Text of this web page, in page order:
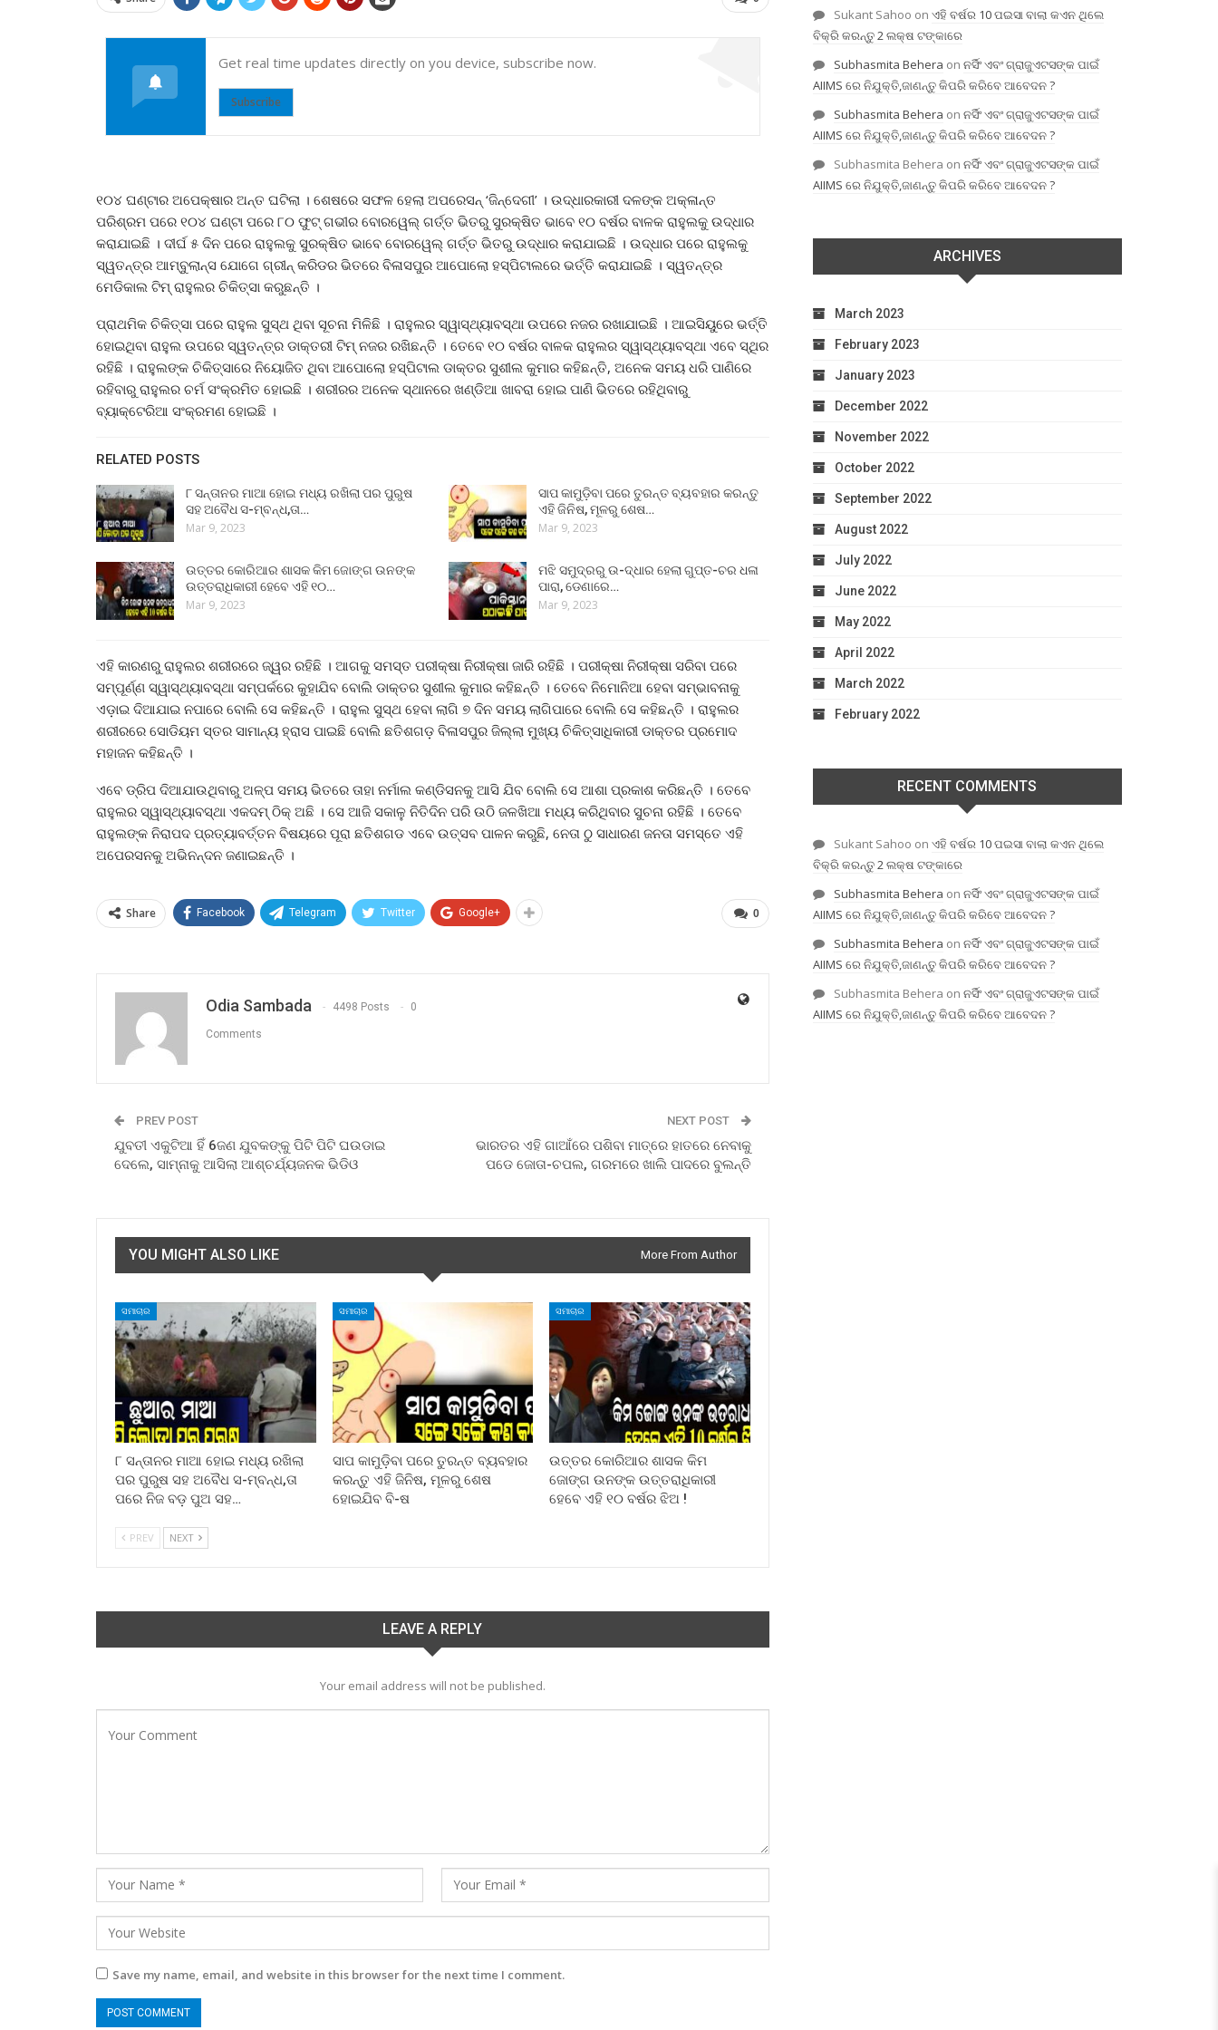
Get real time updates directly on you device, subscribe now.
Subscribe
୧୦୪ ଘଣ୍ଟାର ଅପେକ୍ଷାର ଅନ୍ତ ଘଟିଲା । ଶେଷରେ ସଫଳ ହେଲା ଅପରେସନ୍ ‘ଜିନ୍ଦେଗୀ’ । ଉଦ୍ଧାରକାରୀ ଦଳଙ୍କ ଅକ୍ଳାନ୍ତ
ପରିଶ୍ରମ ପରେ ୧୦୪ ଘଣ୍ଟା ପରେ ୮୦ ଫୁଟ୍ ଗଭୀର ବୋରୱେଲ୍‌ ଗର୍ତ୍ତ ଭିତରୁ ସୁରକ୍ଷିତ ଭାବେ ୧୦ ବର୍ଷର ବାଳକ ରାହୁଲକୁ ଉଦ୍ଧାର
କରାଯାଇଛି । ଦୀର୍ଘ ୫ ଦିନ ପରେ ରାହୁଲକୁ ସୁରକ୍ଷିତ ଭାବେ ବୋରୱେଲ୍‌ ଗର୍ତ୍ତ ଭିତରୁ ଉଦ୍ଧାର କରାଯାଇଛି । ଉଦ୍ଧାର ପରେ ରାହୁଲକୁ
ସ୍ୱତନ୍ତ୍ର ଆମ୍ବୁଲାନ୍ସ ଯୋଗେ ଗ୍ରୀନ୍ କରିଡର ଭିତରେ ବିଳାସପୁର ଆପୋଲୋ ହସ୍ପିଟାଲରେ ଭର୍ତ୍ତି କରାଯାଇଛି । ସ୍ୱତନ୍ତ୍ର
ମେଡିକାଲ ଟିମ୍ ରାହୁଲର ଚିକିତ୍ସା କରୁଛନ୍ତି ।
ପ୍ରାଥମିକ ଚିକିତ୍ସା ପରେ ରାହୁଲ ସୁସ୍ଥ ଥିବା ସୂଚନା ମିଳିଛି । ରାହୁଲର ସ୍ୱାସ୍ଥ୍ୟାବସ୍ଥା ଉପରେ ନଜର ରଖାଯାଇଛି । ଆଇସିୟୁରେ ଭର୍ତ୍ତି
ହୋଇଥିବା ରାହୁଲ ଉପରେ ସ୍ୱତନ୍ତ୍ର ଡାକ୍ତରୀ ଟିମ୍ ନଜର ରଖିଛନ୍ତି । ତେବେ ୧୦ ବର୍ଷର ବାଳକ ରାହୁଲର ସ୍ୱାସ୍ଥ୍ୟାବସ୍ଥା ଏବେ ସ୍ଥିର
ରହିଛି । ରାହୁଲଙ୍କ ଚିକିତ୍ସାରେ ନିୟୋଜିତ ଥିବା ଆପୋଲୋ ହସ୍ପିଟାଲ ଡାକ୍ତର ସୁଶୀଲ କୁମାର କହିଛନ୍ତି, ଅନେକ ସମୟ ଧରି ପାଣିରେ
ରହିବାରୁ ରାହୁଲର ଚର୍ମ ସଂକ୍ରମିତ ହୋଇଛି । ଶରୀରର ଅନେକ ସ୍ଥାନରେ ଖଣ୍ଡିଆ ଖାବରା ହୋଇ ପାଣି ଭିତରେ ରହିଥିବାରୁ
ବ୍ୟାକ୍ଟେରିଆ ସଂକ୍ରମଣ ହୋଇଛି ।
RELATED POSTS
୮ ସନ୍ତାନର ମାଆ ହୋଇ ମଧ୍ୟ ରଖିଲା ପର ପୁରୁଷ
ସହ ଅବୈଧ ସ-ମ୍ବନ୍ଧ,ତା…
Mar 9, 2023
ସାପ କାମୁଡ଼ିବା ପରେ ତୁରନ୍ତ ବ୍ୟବହାର କରନ୍ତୁ
ଏହି ଜିନିଷ, ମୂଳରୁ ଶେଷ…
Mar 9, 2023
ଉତ୍ତର କୋରିଆର ଶାସକ କିମ ଜୋଙ୍ଗ ଉନଙ୍କ
ଉତ୍ତରାଧିକାରୀ ହେବେ ଏହି ୧୦…
Mar 9, 2023
ମଝି ସମୁଦ୍ରରୁ ଉ-ଦ୍ଧାର ହେଲା ଗୁପ୍ତ-ଚର ଧଳା
ପାରା, ଡେଣାରେ…
Mar 9, 2023
ଏହି କାରଣରୁ ରାହୁଲର ଶରୀରରେ ଜ୍ୱର ରହିଛି । ଆଗକୁ ସମସ୍ତ ପରୀକ୍ଷା ନିରୀକ୍ଷା ଜାରି ରହିଛି । ପରୀକ୍ଷା ନିରୀକ୍ଷା ସରିବା ପରେ
ସମ୍ପୂର୍ଣ୍ଣ ସ୍ୱାସ୍ଥ୍ୟାବସ୍ଥା ସମ୍ପର୍କରେ କୁହାଯିବ ବୋଲି ଡାକ୍ତର ସୁଶୀଲ କୁମାର କହିଛନ୍ତି । ତେବେ ନିମୋନିଆ ହେବା ସମ୍ଭାବନାକୁ
ଏଡ଼ାଇ ଦିଆଯାଇ ନପାରେ ବୋଲି ସେ କହିଛନ୍ତି । ରାହୁଲ ସୁସ୍ଥ ହେବା ଲାଗି ୭ ଦିନ ସମୟ ଲାଗିପାରେ ବୋଲି ସେ କହିଛନ୍ତି । ରାହୁଲର
ଶରୀରରେ ସୋଡିୟମ ସ୍ତର ସାମାନ୍ୟ ହ୍ରାସ ପାଇଛି ବୋଲି ଛତିଶଗଡ଼ ବିଳାସପୁର ଜିଲ୍ଲା ମୁଖ୍ୟ ଚିକିତ୍ସାଧିକାରୀ ଡାକ୍ତର ପ୍ରମୋଦ
ମହାଜନ କହିଛନ୍ତି ।
ଏବେ ଡ୍ରିପ ଦିଆଯାଉଥିବାରୁ ଅଳ୍ପ ସମୟ ଭିତରେ ତାହା ନର୍ମାଲ କଣ୍ଡିସନକୁ ଆସି ଯିବ ବୋଲି ସେ ଆଶା ପ୍ରକାଶ କରିଛନ୍ତି । ତେବେ
ରାହୁଲର ସ୍ୱାସ୍ଥ୍ୟାବସ୍ଥା ଏକଦମ୍ ଠିକ୍ ଅଛି । ସେ ଆଜି ସକାଳୁ ନିତିଦିନ ପରି ଉଠି ଜଳଖିଆ ମଧ୍ୟ କରିଥିବାର ସୁଚନା ରହିଛି । ତେବେ
ରାହୁଲଙ୍କ ନିରାପଦ ପ୍ରତ୍ୟାବର୍ତ୍ତନ ବିଷୟରେ ପୂରା ଛତିଶଗଡ ଏବେ ଉତ୍ସବ ପାଳନ କରୁଛି, ନେତା ଠୁ ସାଧାରଣ ଜନତା ସମସ୍ତେ ଏହି
ଅପେରସନକୁ ଅଭିନନ୍ଦନ ଜଣାଇଛନ୍ତି ।
0
Share Facebook Telegram Twitter Google+
Odia Sambada 4498 Posts 0
Comments
PREV POST
ଯୁବତୀ ଏକୁଟିଆ ହିଁ 6ଜଣ ଯୁବକଙ୍କୁ ପିଟି ପିଟି ଘଉଡାଇ
ଦେଲେ, ସାମ୍ନାକୁ ଆସିଲା ଆଶ୍ଚର୍ଯ୍ୟଜନକ ଭିଡିଓ
NEXT POST
ଭାରତର ଏହି ଗାଆଁରେ ପଶିବା ମାତ୍ରେ ହାତରେ ନେବାକୁ
ପଡେ ଜୋତା-ଚପଲ, ଗରମରେ ଖାଲି ପାଦରେ ବୁଲନ୍ତି
YOU MIGHT ALSO LIKE More From Author
ସମାଚାର
୮ ସନ୍ତାନର ମାଆ ହୋଇ ମଧ୍ୟ ରଖିଲା
ପର ପୁରୁଷ ସହ ଅବୈଧ ସ-ମ୍ବନ୍ଧ,ତା
ପରେ ନିଜ ବଡ଼ ପୁଅ ସହ…
ସମାଚାର
ସାପ କାମୁଡ଼ିବା ପରେ ତୁରନ୍ତ ବ୍ୟବହାର
କରନ୍ତୁ ଏହି ଜିନିଷ, ମୂଳରୁ ଶେଷ
ହୋଇଯିବ ବି-ଷ
ସମାଚାର
ଉତ୍ତର କୋରିଆର ଶାସକ କିମ
ଜୋଙ୍ଗ ଉନଙ୍କ ଉତ୍ତରାଧିକାରୀ
ହେବେ ଏହି ୧୦ ବର୍ଷର ଝିଅ !
PREV NEXT
LEAVE A REPLY
Your email address will not be published.
Save my name, email, and website in this browser for the next time I comment.
Sukant Sahoo on ଏହି ବର୍ଷର 10 ପଇସା ବାଲା କଏନ ଥିଲେ
ବିକ୍ରି କରନ୍ତୁ 2 ଲକ୍ଷ ଟଙ୍କାରେ
Subhasmita Behera on ନର୍ସିଂ ଏବଂ ଗ୍ରାଜୁଏଟସଙ୍କ ପାଇଁ
AIIMS ରେ ନିଯୁକ୍ତି,ଜାଣନ୍ତୁ କିପରି କରିବେ ଆବେଦନ ?
Subhasmita Behera on ନର୍ସିଂ ଏବଂ ଗ୍ରାଜୁଏଟସଙ୍କ ପାଇଁ
AIIMS ରେ ନିଯୁକ୍ତି,ଜାଣନ୍ତୁ କିପରି କରିବେ ଆବେଦନ ?
Subhasmita Behera on ନର୍ସିଂ ଏବଂ ଗ୍ରାଜୁଏଟସଙ୍କ ପାଇଁ
AIIMS ରେ ନିଯୁକ୍ତି,ଜାଣନ୍ତୁ କିପରି କରିବେ ଆବେଦନ ?
ARCHIVES
March 2023
February 2023
January 2023
December 2022
November 2022
October 2022
September 2022
August 2022
July 2022
June 2022
May 2022
April 2022
March 2022
February 2022
RECENT COMMENTS
Sukant Sahoo on ଏହି ବର୍ଷର 10 ପଇସା ବାଲା କଏନ ଥିଲେ
ବିକ୍ରି କରନ୍ତୁ 2 ଲକ୍ଷ ଟଙ୍କାରେ
Subhasmita Behera on ନର୍ସିଂ ଏବଂ ଗ୍ରାଜୁଏଟସଙ୍କ ପାଇଁ
AIIMS ରେ ନିଯୁକ୍ତି,ଜାଣନ୍ତୁ କିପରି କରିବେ ଆବେଦନ ?
Subhasmita Behera on ନର୍ସିଂ ଏବଂ ଗ୍ରାଜୁଏଟସଙ୍କ ପାଇଁ
AIIMS ରେ ନିଯୁକ୍ତି,ଜାଣନ୍ତୁ କିପରି କରିବେ ଆବେଦନ ?
Subhasmita Behera on ନର୍ସିଂ ଏବଂ ଗ୍ରାଜୁଏଟସଙ୍କ ପାଇଁ
AIIMS ରେ ନିଯୁକ୍ତି,ଜାଣନ୍ତୁ କିପରି କରିବେ ଆବେଦନ ?